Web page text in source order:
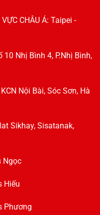
CHÂU Á: Taipei -
10 Nhị Bình 4, P.Nhị Bình,
Nội Bài, Sóc Sơn, Hà
Sikhay, Sisatanak,
Ngọc
Hiếu
Phương